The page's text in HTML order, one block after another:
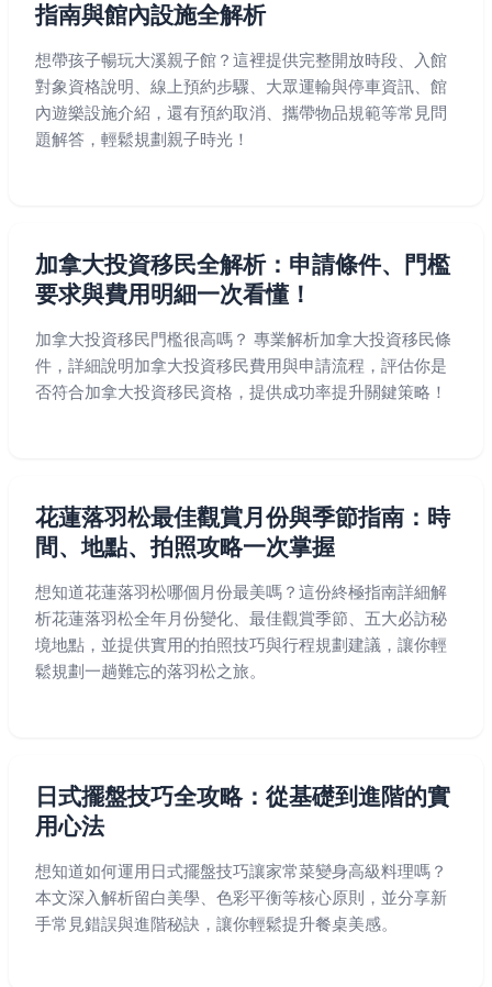
指南與館內設施全解析
想帶孩子暢玩大溪親子館？這裡提供完整開放時段、入館
對象資格說明、線上預約步驟、大眾運輸與停車資訊、館
內遊樂設施介紹，還有預約取消、攜帶物品規範等常見問
題解答，輕鬆規劃親子時光！
加拿大投資移民全解析：申請條件、門檻
要求與費用明細一次看懂！
加拿大投資移民門檻很高嗎？ 專業解析加拿大投資移民條
件，詳細說明加拿大投資移民費用與申請流程，評估你是
否符合加拿大投資移民資格，提供成功率提升關鍵策略！
花蓮落羽松最佳觀賞月份與季節指南：時
間、地點、拍照攻略一次掌握
想知道花蓮落羽松哪個月份最美嗎？這份終極指南詳細解
析花蓮落羽松全年月份變化、最佳觀賞季節、五大必訪秘
境地點，並提供實用的拍照技巧與行程規劃建議，讓你輕
鬆規劃一趟難忘的落羽松之旅。
日式擺盤技巧全攻略：從基礎到進階的實
用心法
想知道如何運用日式擺盤技巧讓家常菜變身高級料理嗎？
本文深入解析留白美學、色彩平衡等核心原則，並分享新
手常見錯誤與進階秘訣，讓你輕鬆提升餐桌美感。